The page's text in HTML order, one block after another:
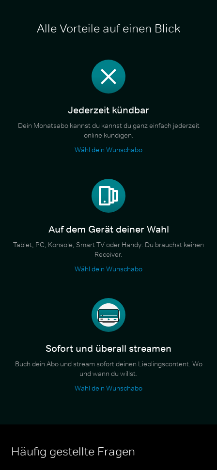
Alle Vorteile auf einen Blick
Jederzeit kündbar
Dein Monatsabo kannst du kannst du ganz einfach jederzeit
online kündigen.
Wähl dein Wunschabo
Auf dem Gerät deiner Wahl
Tablet, PC, Konsole, Smart TV oder Handy. Du brauchst keinen
Receiver.
Wähl dein Wunschabo
Sofort und überall streamen
Buch dein Abo und stream sofort deinen Lieblingscontent. Wo
und wann du willst.
Wähl dein Wunschabo
Häufig gestellte Fragen